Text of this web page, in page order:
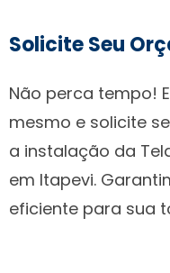
Solicite Seu
Não perca tempo!
mesmo e solicite
a instalação da
em Itapevi.
eficiente para sua